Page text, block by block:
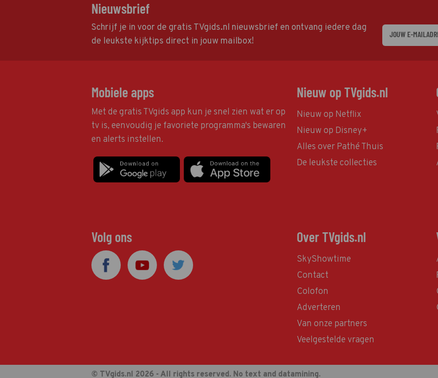
Nieuwsbrief
Schrijf je in voor de gratis TVgids.nl nieuwsbrief en ontvang iedere dag
de leukste kijktips direct in jouw mailbox!
Mobiele apps
Met de gratis TVgids app kun je snel zien wat er op
tv is, eenvoudig je favoriete programma's bewaren
en alerts instellen.
Nieuw op TVgids.nl
Nieuw op Netflix
Nieuw op Disney+
Alles over Pathé Thuis
De leukste collecties
Volg ons Over TVgids.nl
SkyShowtime
Contact
Colofon
Adverteren
Van onze partners
Veelgestelde vragen
© TVgids.nl 2026 - All rights reserved. No text and datamining.